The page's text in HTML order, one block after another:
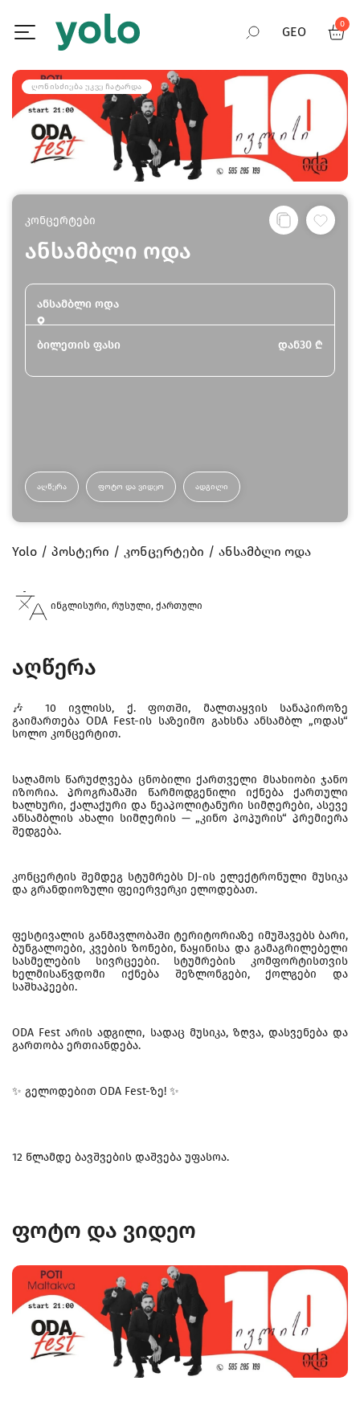
GEO
RUS
ENG
0
ᲦᲝᲜᲘᲡᲫᲘᲔᲑᲐ ᲣᲙᲕᲔ ᲩᲐᲢᲐᲠᲓᲐ
კონცერტები
ანსამბლი ოდა
ანსამბლი ოდა
ბილეთის ფასი დან30 ₾
ᲐᲦᲬᲔᲠᲐ ᲤᲝᲢᲝ ᲓᲐ ᲕᲘᲓᲔᲝ ᲐᲓᲒᲘᲚᲘ
Yolo პოსტერი კონცერტები ანსამბლი ოდა
ინგლისური, რუსული, ქართული
აღწერა
🎶 10 ივლისს, ქ. ფოთში, მალთაყვის სანაპიროზე
გაიმართება ODA Fest-ის საზეიმო გახსნა ანსამბლ „ოდას“
სოლო კონცერტით.
საღამოს წარუძღვება ცნობილი ქართველი მსახიობი ჯანო
იზორია. პროგრამაში წარმოდგენილი იქნება ქართული
ხალხური, ქალაქური და ნეაპოლიტანური სიმღერები, ასევე
ანსამბლის ახალი სიმღერის — „კინო პოპურის“ პრემიერა
შედგება.
კონცერტის შემდეგ სტუმრებს DJ-ის ელექტრონული მუსიკა
და გრანდიოზული ფეიერვერკი ელოდებათ.
ფესტივალის განმავლობაში ტერიტორიაზე იმუშავებს ბარი,
ბუნგალოები, კვების ზონები, ნაყინისა და გამაგრილებელი
სასმელების სივრცეები. სტუმრების კომფორტისთვის
ხელმისაწვდომი იქნება შეზლონგები, ქოლგები და
საშხაპეები.
ODA Fest არის ადგილი, სადაც მუსიკა, ზღვა, დასვენება და
გართობა ერთიანდება.
✨ გელოდებით ODA Fest-ზე! ✨
12 წლამდე ბავშვების დაშვება უფასოა.
ფოტო და ვიდეო